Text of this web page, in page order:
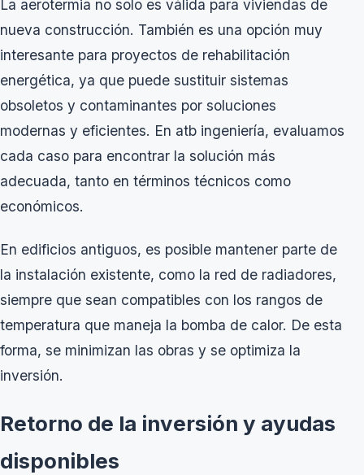
La aerotermia no solo es válida para viviendas de
nueva construcción. También es una opción muy
interesante para proyectos de rehabilitación
energética, ya que puede sustituir sistemas
obsoletos y contaminantes por soluciones
modernas y eficientes. En atb ingeniería, evaluamos
cada caso para encontrar la solución más
adecuada, tanto en términos técnicos como
económicos.
En edificios antiguos, es posible mantener parte de
la instalación existente, como la red de radiadores,
siempre que sean compatibles con los rangos de
temperatura que maneja la bomba de calor. De esta
forma, se minimizan las obras y se optimiza la
inversión.
Retorno de la inversión y ayudas
disponibles